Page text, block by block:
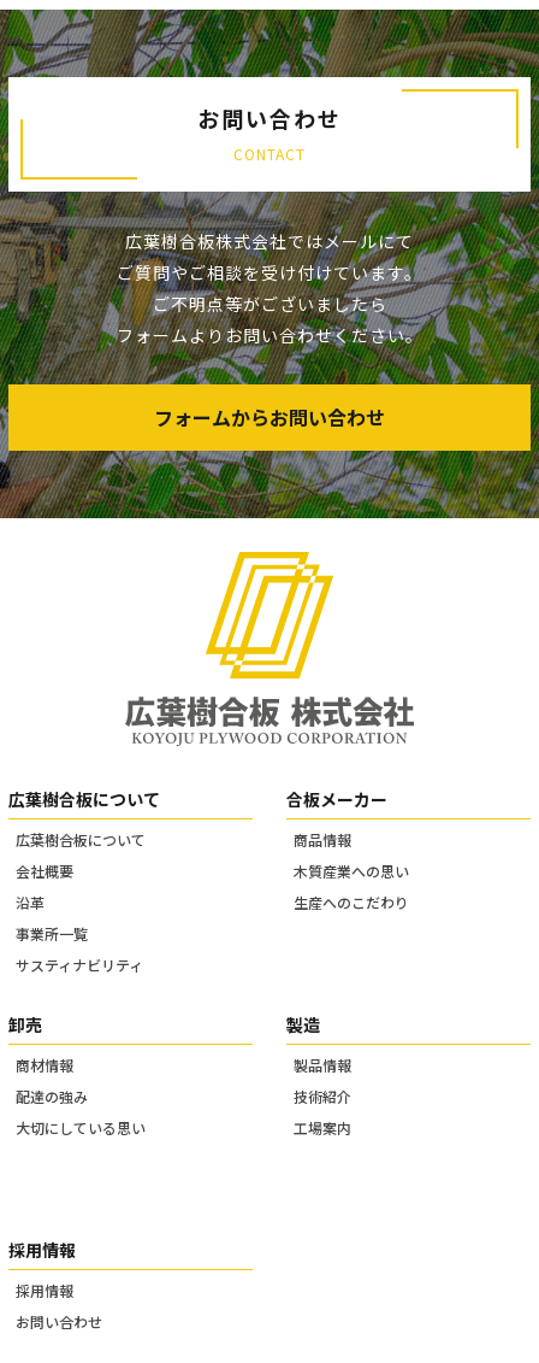
お問い合わせ
CONTACT
広葉樹合板株式会社ではメールにて
ご質問やご相談を受け付けています。
ご不明点等がございましたら
フォームよりお問い合わせください。
フォームからお問い合わせ
広葉樹合板について
広葉樹合板について
会社概要
沿革
事業所一覧
サスティナビリティ
合板メーカー
商品情報
木質産業への思い
生産へのこだわり
卸売
商材情報
配達の強み
大切にしている思い
製造
製品情報
技術紹介
工場案内
採用情報
採用情報
お問い合わせ